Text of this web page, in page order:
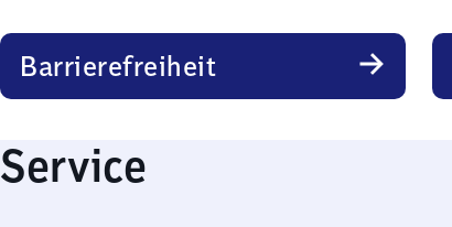
Barrierefreiheit
Service